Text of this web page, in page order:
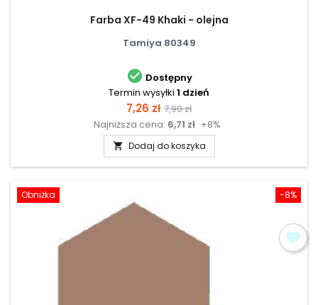
Farba XF-49 Khaki - olejna
Tamiya 80349
 Dostępny
Termin wysyłki 1 dzień
Cena
7,26 zł Cena
podstawowa
7,90 zł
Najniższa cena: 6,71 zł +8%
 Dodaj do koszyka
-8%
Obniżka